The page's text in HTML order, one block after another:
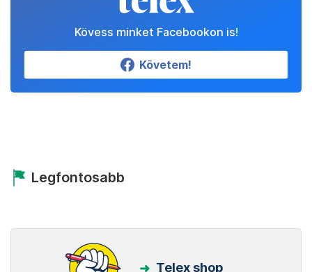
Kövess minket Facebookon is!
Követem!
Legfontosabb
Telex shop